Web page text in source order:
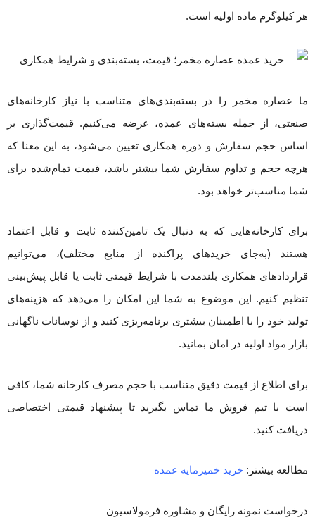
هر کیلوگرم ماده اولیه است.
ما عصاره مخمر را در بسته‌بندی‌های متناسب با نیاز کارخانه‌های
صنعتی، از جمله بسته‌های عمده، عرضه می‌کنیم. قیمت‌گذاری بر
اساس حجم سفارش و دوره همکاری تعیین می‌شود، به این معنا که
هرچه حجم و تداوم سفارش شما بیشتر باشد، قیمت تمام‌شده برای
شما مناسب‌تر خواهد بود.
برای کارخانه‌هایی که به دنبال یک تامین‌کننده ثابت و قابل اعتماد
هستند (به‌جای خریدهای پراکنده از منابع مختلف)، می‌توانیم
قراردادهای همکاری بلندمدت با شرایط قیمتی ثابت یا قابل پیش‌بینی
تنظیم کنیم. این موضوع به شما این امکان را می‌دهد که هزینه‌های
تولید خود را با اطمینان بیشتری برنامه‌ریزی کنید و از نوسانات ناگهانی
بازار مواد اولیه در امان بمانید.
برای اطلاع از قیمت دقیق متناسب با حجم مصرف کارخانه شما، کافی
است با تیم فروش ما تماس بگیرید تا پیشنهاد قیمتی اختصاصی
دریافت کنید.
مطالعه بیشتر: خرید خمیرمایه عمده
درخواست نمونه رایگان و مشاوره فرمولاسیون